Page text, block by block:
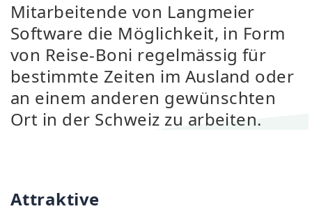
Mitarbeitende von Langmeier
Software die Möglichkeit, in Form
von Reise-Boni regelmässig für
bestimmte Zeiten im Ausland oder
an einem anderen gewünschten
Ort in der Schweiz zu arbeiten.
Attraktive